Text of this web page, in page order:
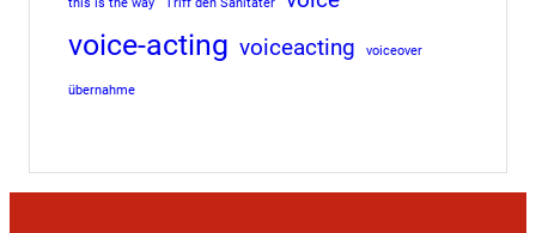
voice-acting voiceacting voiceover
übernahme